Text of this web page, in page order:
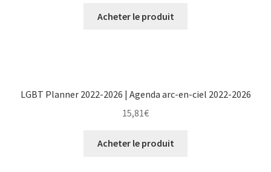
Acheter le produit
LGBT Planner 2022-2026 | Agenda arc-en-ciel 2022-2026
15,81€
Acheter le produit